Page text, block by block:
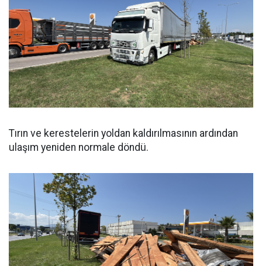
Tırın ve kerestelerin yoldan kaldırılmasının ardından
ulaşım yeniden normale döndü.